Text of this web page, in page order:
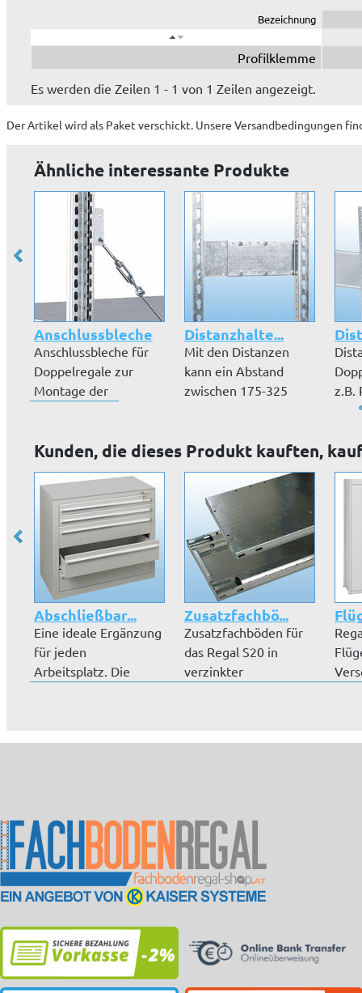
Bezeichnung
Profilklemme
Es werden die Zeilen 1 - 1 von 1 Zeilen angezeigt.
Der Artikel wirdals Paket verschickt. Unsere Versandbedingungen
Ähnliche interessante Produkte
Anschlussbleche
Anschlussbleche für
Doppelregale zur
Montage der
Distanzhalte...
Mit den Distanzen
kann ein Abstand
zwischen 175-325
z.B.
Kunden, die dieses Produkt kauften,
Abschließbar...
Eine ideale Ergänzung
für jeden
Arbeitsplatz. Die
Zusatzfachbö...
Zusatzfachböden für
das Regal S20 in
verzinkter